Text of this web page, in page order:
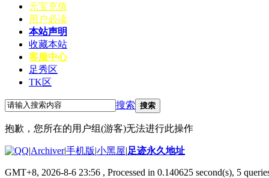
元宝充值
用户必读
本站声明
收藏本站
客服中心
足秀区
TK区
搜索 搜索
抱歉，您所在的用户组(游客)无法进行此操作
|Archiver|手机版|小黑屋|足迹永久地址
GMT+8, 2026-8-6 23:56 , Processed in 0.140625 second(s), 5